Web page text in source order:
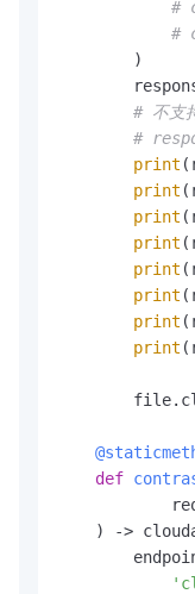
#
#
        )
# 不支
#
print
print
print
print
print
print
print
print
def
) ->